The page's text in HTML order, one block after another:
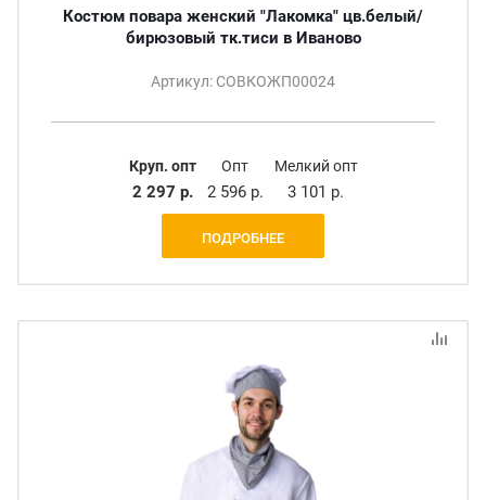
Костюм повара женский "Лакомка" цв.белый/
бирюзовый тк.тиси в Иваново
Артикул: СОВКОЖП00024
Круп. опт
2 297 р.
Опт
2 596 р.
Мелкий опт
3 101 р.
ПОДРОБНЕЕ